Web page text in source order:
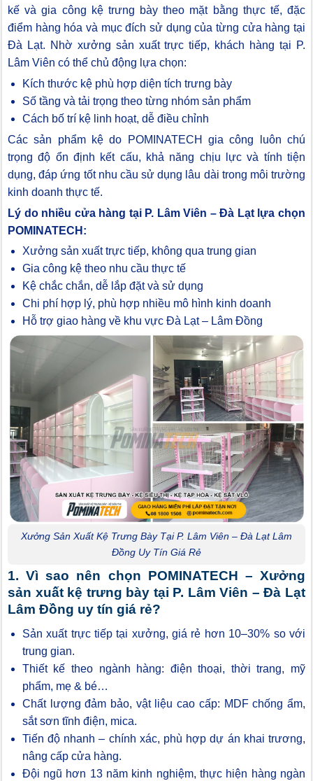
kế và gia công kệ trưng bày theo mặt bằng thực tế, đặc
điểm hàng hóa và mục đích sử dụng của từng cửa hàng tại
Đà Lạt. Nhờ xưởng sản xuất trực tiếp, khách hàng tại P.
Lâm Viên có thể chủ động lựa chọn:
Kích thước kệ phù hợp diện tích trưng bày
Số tầng và tải trọng theo từng nhóm sản phẩm
Cách bố trí kệ linh hoạt, dễ điều chỉnh
Các sản phẩm kệ do POMINATECH gia công luôn chú
trọng độ ổn định kết cấu, khả năng chịu lực và tính tiện
dụng, đáp ứng tốt nhu cầu sử dụng lâu dài trong môi trường
kinh doanh thực tế.
Lý do nhiều cửa hàng tại P. Lâm Viên – Đà Lạt lựa chọn
POMINATECH:
Xưởng sản xuất trực tiếp, không qua trung gian
Gia công kệ theo nhu cầu thực tế
Kệ chắc chắn, dễ lắp đặt và sử dụng
Chi phí hợp lý, phù hợp nhiều mô hình kinh doanh
Hỗ trợ giao hàng về khu vực Đà Lạt – Lâm Đồng
Xưởng Sản Xuất Kệ Trưng Bày Tại P. Lâm Viên – Đà Lạt Lâm
Đồng Uy Tín Giá Rẻ
1. Vì sao nên chọn POMINATECH – Xưởng
sản xuất kệ trưng bày tại P. Lâm Viên – Đà Lạt
Lâm Đồng uy tín giá rẻ?
Sản xuất trực tiếp tại xưởng, giá rẻ hơn 10–30% so với
trung gian.
Thiết kế theo ngành hàng: điện thoại, thời trang, mỹ
phẩm, mẹ & bé…
Chất lượng đảm bảo, vật liệu cao cấp: MDF chống ẩm,
sắt sơn tĩnh điện, mica.
Tiến độ nhanh – chính xác, phù hợp dự án khai trương,
nâng cấp cửa hàng.
Đội ngũ hơn 13 năm kinh nghiệm, thực hiện hàng ngàn